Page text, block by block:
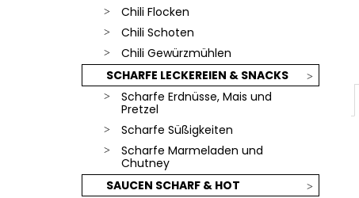
Chili Flocken
Chili Schoten
Chili Gewürzmühlen
SCHARFE LECKEREIEN & SNACKS
Scharfe Erdnüsse, Mais und
Pretzel
Scharfe Süßigkeiten
Scharfe Marmeladen und
Chutney
SAUCEN SCHARF & HOT